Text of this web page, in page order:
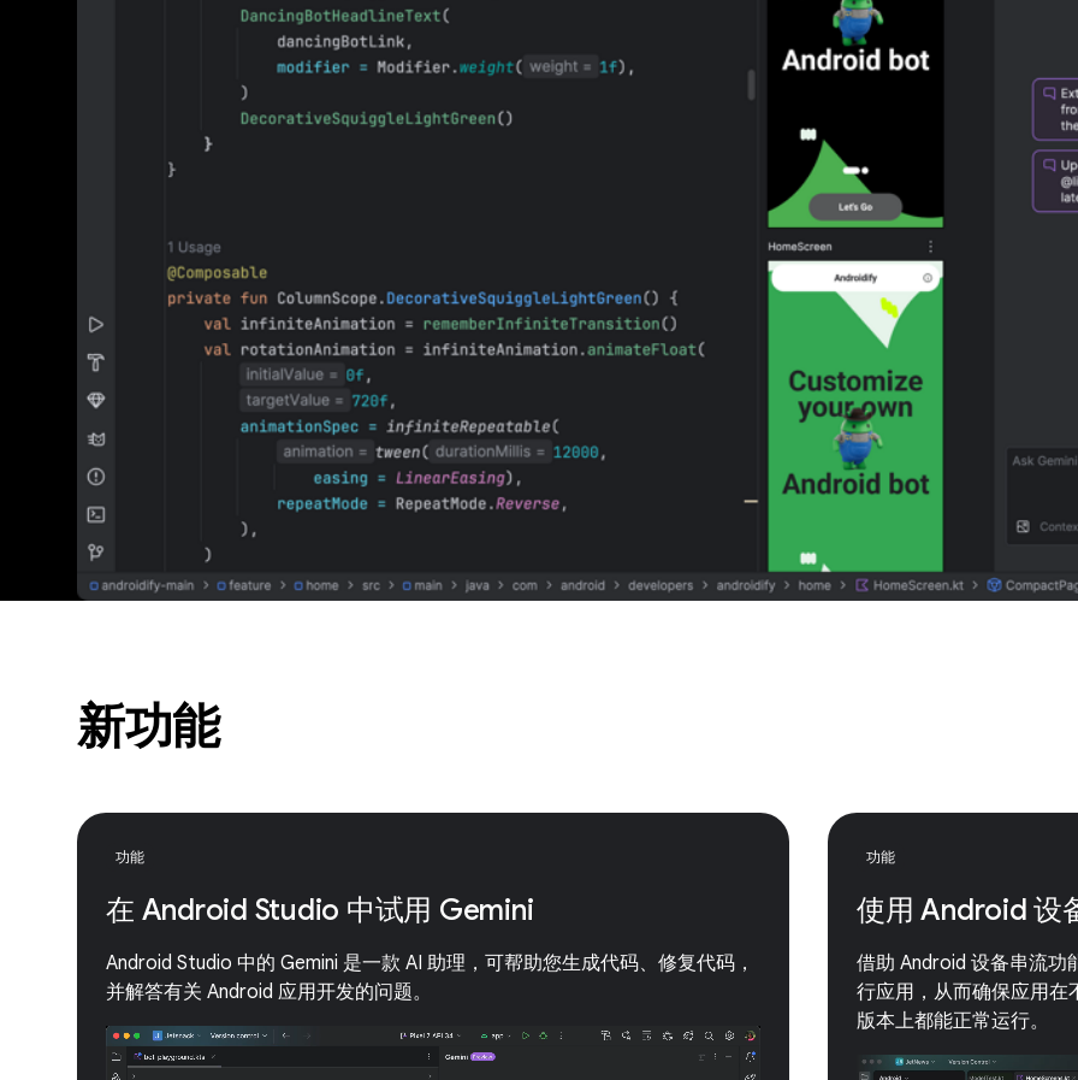
新功能
功能
在 Android Studio 中试用 Gemini
Android Studio 中的 Gemini 是一款 AI 助理，可帮助您生成代码、修复代码，
并解答有关 Android 应用开发的问题。
功能
使用 Android 设
借助 Android 设备串流功
行应用，从而确保应用在
版本上都能正常运行。